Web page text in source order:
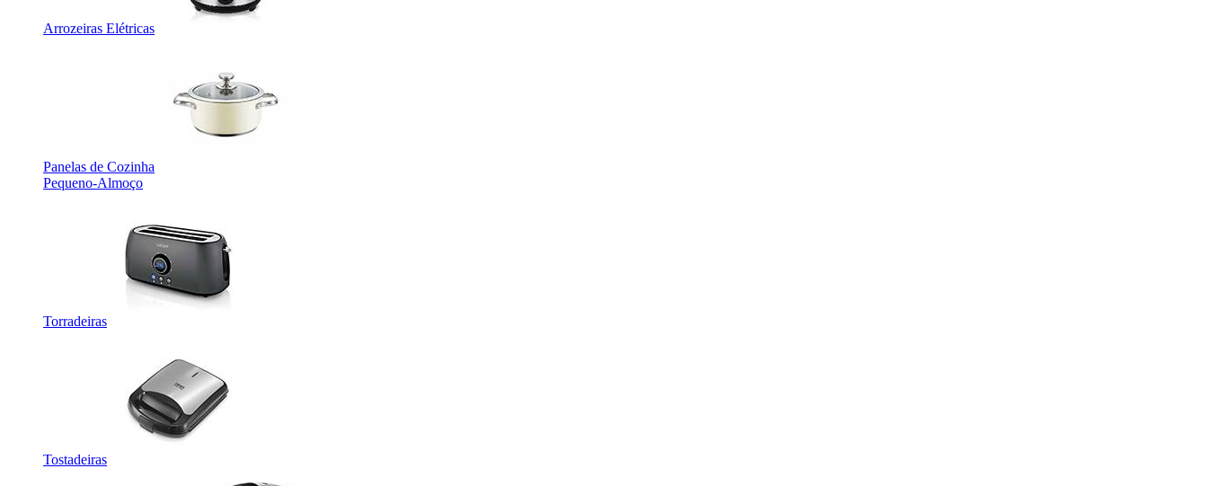
Arrozeiras Elétricas
Panelas de Cozinha
Pequeno-Almoço
Torradeiras
Tostadeiras